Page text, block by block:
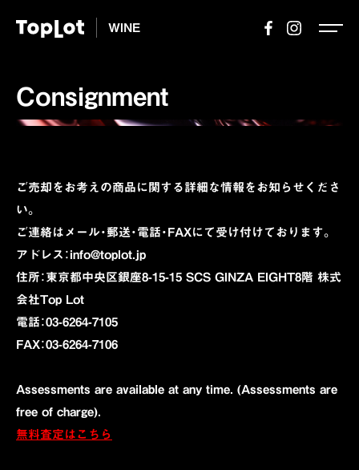
WINE
Consignment
ご売却をお考えの商品に関する詳細な情報をお知らせくださ
い。
ご連絡はメール・郵送・電話・FAXにて受け付けております。
アドレス：info@toplot.jp
住所：東京都中央区銀座8-15-15 SCS GINZA EIGHT8階 株式
会社Top Lot
電話：03-6264-7105
FAX：03-6264-7106
Assessments are available at any time. (Assessments are
free of charge).
無料査定はこちら